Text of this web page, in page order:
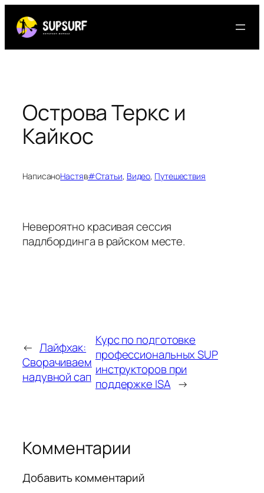
содержимому
Острова Теркс и
Кайкос
НаписаноНастяв#Статьи, Видео, Путешествия
Невероятно красивая сессия
падлбординга в райском месте.
← Лайфхак:
Сворачиваем
надувной сап
Курс по подготовке
профессиональных SUP
инструкторов при
поддержке ISA →
Комментарии
Добавить комментарий